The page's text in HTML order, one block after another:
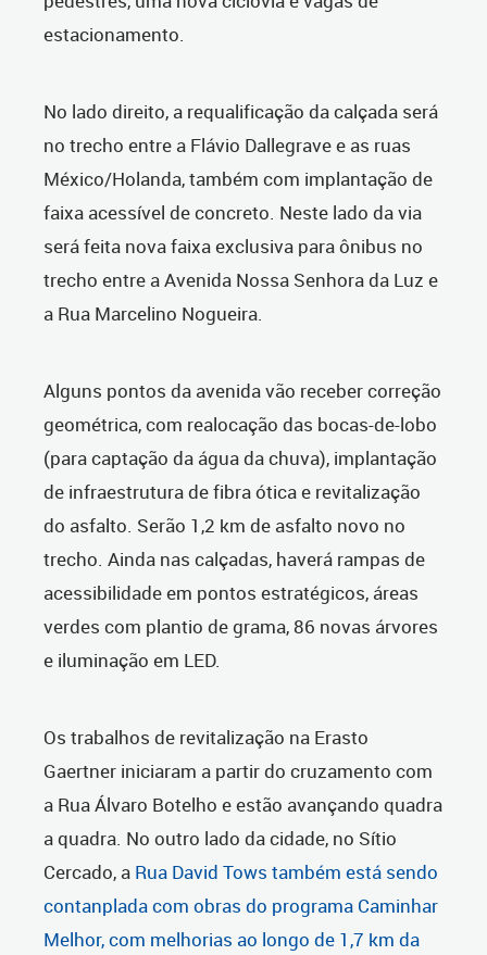
estacionamento.
No lado direito, a requalificação da calçada será
no trecho entre a Flávio Dallegrave e as ruas
México/Holanda, também com implantação de
faixa acessível de concreto. Neste lado da via
será feita nova faixa exclusiva para ônibus no
trecho entre a Avenida Nossa Senhora da Luz e
a Rua Marcelino Nogueira.
Alguns pontos da avenida vão receber correção
geométrica, com realocação das bocas-de-lobo
(para captação da água da chuva), implantação
de infraestrutura de fibra ótica e revitalização
do asfalto. Serão 1,2 km de asfalto novo no
trecho. Ainda nas calçadas, haverá rampas de
acessibilidade em pontos estratégicos, áreas
verdes com plantio de grama, 86 novas árvores
e iluminação em LED.
Os trabalhos de revitalização na Erasto
Gaertner iniciaram a partir do cruzamento com
a Rua Álvaro Botelho e estão avançando quadra
a quadra. No outro lado da cidade, no Sítio
Cercado, a Rua David Tows também está sendo
contanplada com obras do programa Caminhar
Melhor, com melhorias ao longo de 1,7 km da